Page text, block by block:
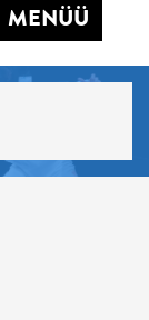
MENÜÜ